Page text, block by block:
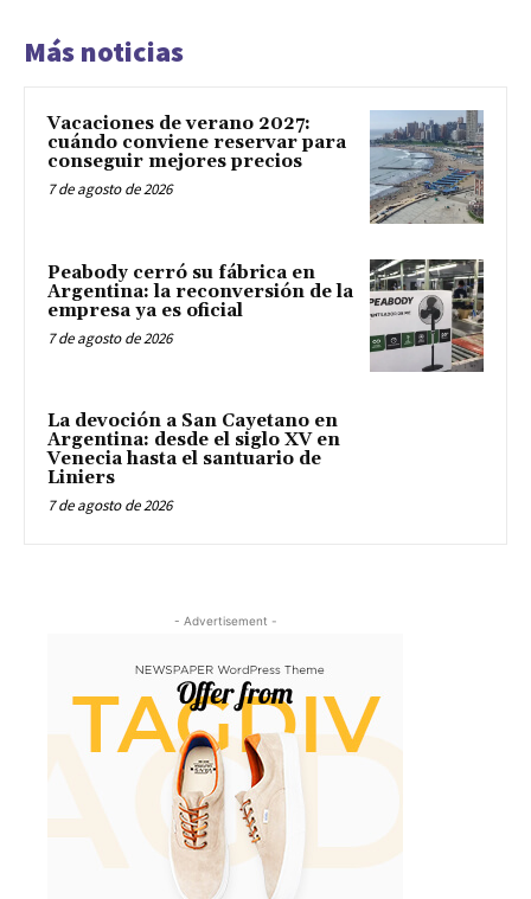
Más noticias
Vacaciones de verano 2027:
cuándo conviene reservar para
conseguir mejores precios
7 de agosto de 2026
Peabody cerró su fábrica en
Argentina: la reconversión de la
empresa ya es oficial
7 de agosto de 2026
La devoción a San Cayetano en
Argentina: desde el siglo XV en
Venecia hasta el santuario de
Liniers
7 de agosto de 2026
- Advertisement -